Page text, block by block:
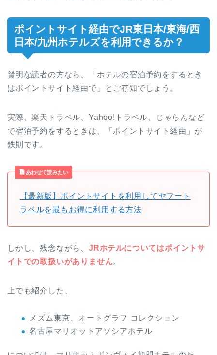
ポイントサイト経由でJR東日本/東海/西
日本/九州ホテルズを利用できるか？
賢明な読者の方なら、「ホテルの宿泊予約をするとき
はポイントサイト経由で」とご存知でしょう。
実際、楽天トラベル、Yahoo!トラベル、じゃらんなど
で宿泊予約をするときは、「ポイントサイト経由」が
鉄則です。
あわせて読みたい
【最新版】ポイントサイトを利用してヤフート
ラベルを最もお得に利用する方法
しかし、残念ながら、 JRホテルについてはポイントサ
イトでの取扱いがありません。
上でも紹介した、
メズム東京、オートグラフ コレクション
名古屋マリオットアソシアホテル